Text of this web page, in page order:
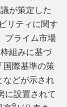
が策定した
リティに関す
プライム市場
組みに基づ
国際基準の策
などが示され
に設置されて
9